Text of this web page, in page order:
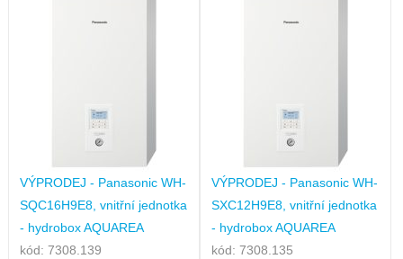
VÝPRODEJ - Panasonic WH-
SQC16H9E8, vnitřní jednotka
- hydrobox AQUAREA
kód: 7308.139
VÝPRODEJ - Panasonic WH-
SXC12H9E8, vnitřní jednotka
- hydrobox AQUAREA
kód: 7308.135